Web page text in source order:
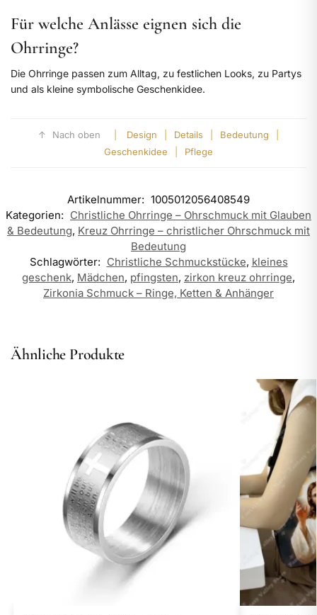
Für welche Anlässe eignen sich die
Ohrringe?
Die Ohrringe passen zum Alltag, zu festlichen Looks, zu Partys
und als kleine symbolische Geschenkidee.
↑ Nach oben Design Details Bedeutung
Geschenkidee
Pflege
Artikelnummer: 1005012056408549
Kategorien: Christliche Ohrringe – Ohrschmuck mit Glauben
& Bedeutung, Kreuz Ohrringe – christlicher Ohrschmuck mit
Bedeutung
Schlagwörter: Christliche Schmuckstücke, kleines
geschenk, Mädchen, pfingsten, zirkon kreuz ohrringe,
Zirkonia Schmuck – Ringe, Ketten & Anhänger
Ähnliche Produkte